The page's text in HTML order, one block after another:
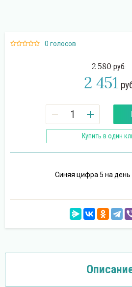
0 голосов
2 580руб.
2 451
Купить в один
Синяя цифра 5 на